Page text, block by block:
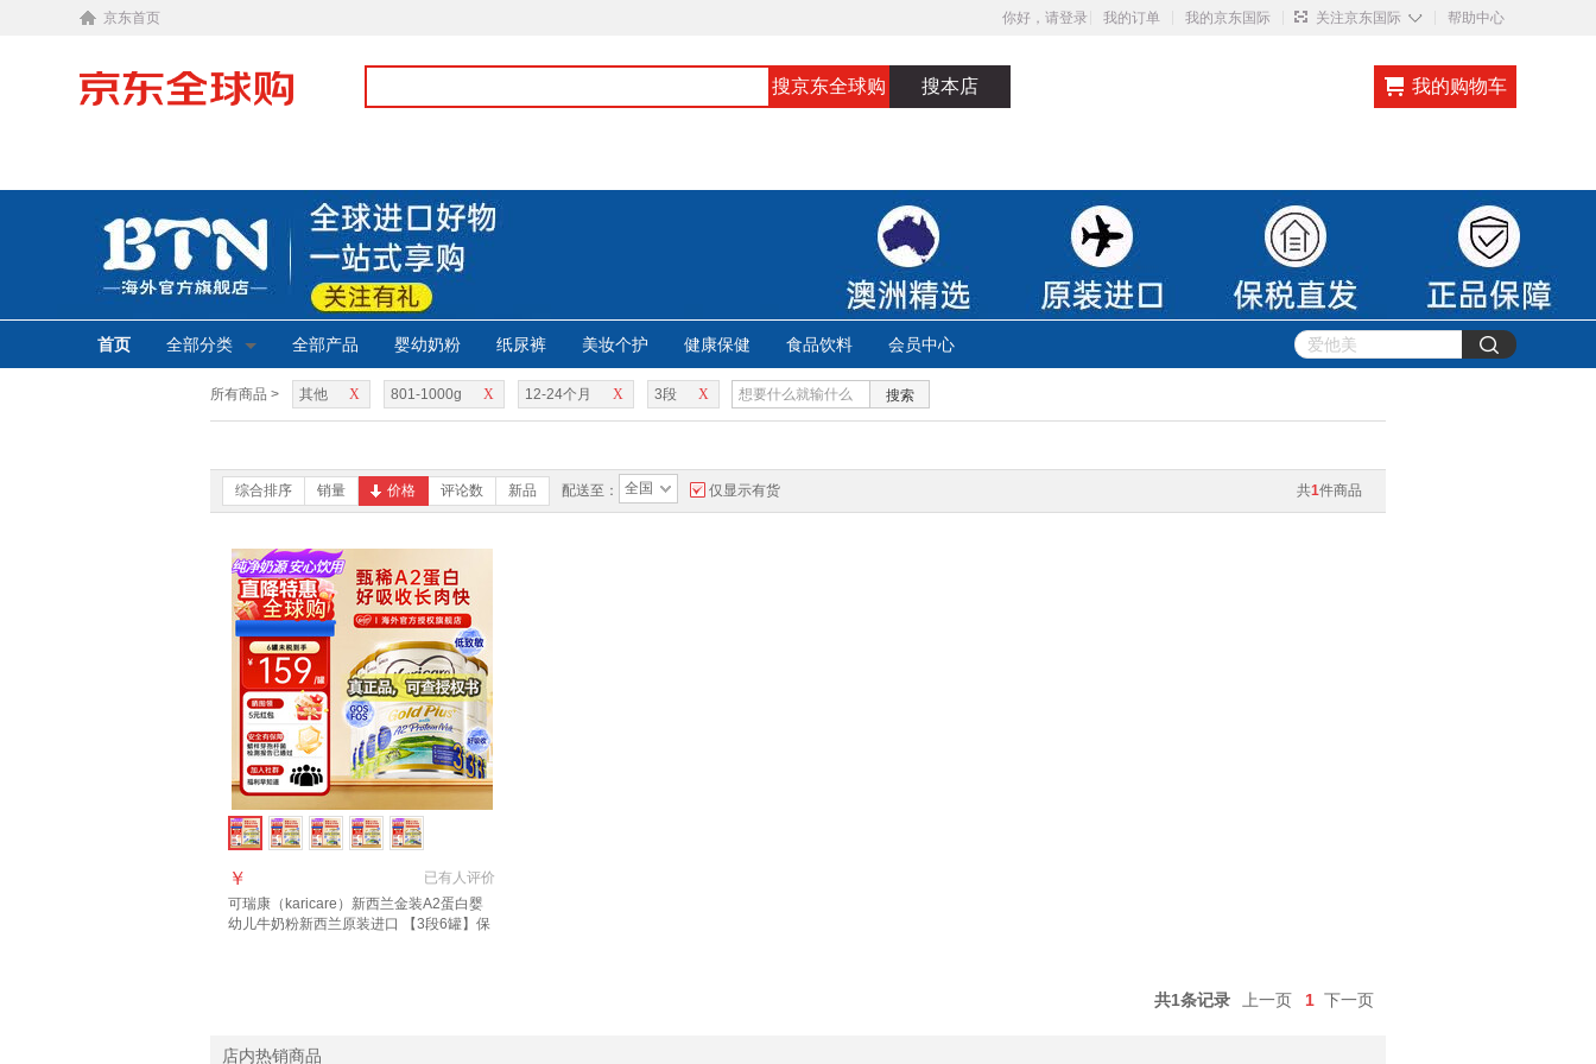
京东首页 你好，请登录 我的订单 我的京东国际 关注京东国际 ◇ 帮助中心
搜京东全球购 搜本店 我的购物车
首页 全部分类 全部产品 婴幼奶粉 纸尿裤 美妆个护 健康保健 食品饮料 会员中心
所有商品 > X
其他 X
801-1000g X
12-24个月 X
3段 搜索
共1件商品
综合排序 销量 价格 评论数 新品 配送至： 全国 仅显示有货
已有人评价
￥
可瑞康（karicare）新西兰金装A2蛋白婴
幼儿牛奶粉新西兰原装进口 【3段6罐】保
共1条记录 上一页 1 下一页
店内热销商品